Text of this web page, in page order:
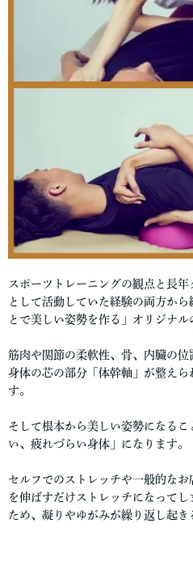
スポーツトレーニングの観点と長
として活動していた経験の両方か
とで美しい姿勢を作る」オリジナル
筋肉や関節の柔軟性、骨、内臓の位
身体の芯の部分「体幹軸」が整え
す。
そして根本から美しい姿勢になる
い、疲れづらい身体」になります。
セルフでのストレッチや一般的な
を伸ばすだけストレッチになって
ため、凝りやゆがみが繰り返し起き